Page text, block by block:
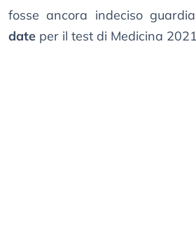
fosse ancora indeciso
date per il test di Medicina